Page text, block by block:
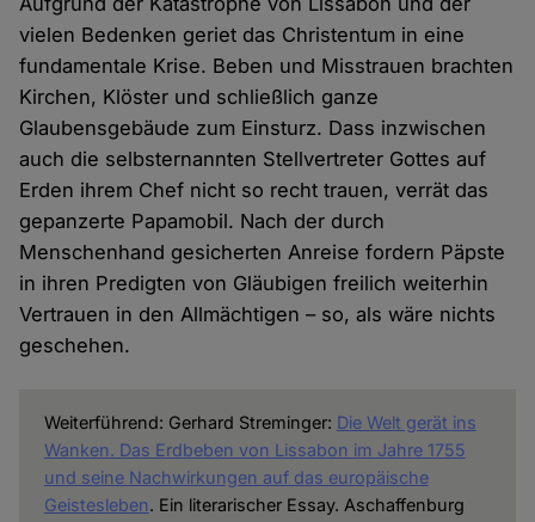
vielen Bedenken geriet das Christentum in eine
fundamentale Krise. Beben und Misstrauen brachten
Kirchen, Klöster und schließlich ganze
Glaubensgebäude zum Einsturz. Dass inzwischen
auch die selbsternannten Stellvertreter Gottes auf
Erden ihrem Chef nicht so recht trauen, verrät das
gepanzerte Papamobil. Nach der durch
Menschenhand gesicherten Anreise fordern Päpste
in ihren Predigten von Gläubigen freilich weiterhin
Vertrauen in den Allmächtigen – so, als wäre nichts
geschehen.
Weiterführend: Gerhard Streminger: Die Welt gerät ins
Wanken. Das Erdbeben von Lissabon im Jahre 1755
und seine Nachwirkungen auf das europäische
Geistesleben. Ein literarischer Essay. Aschaffenburg